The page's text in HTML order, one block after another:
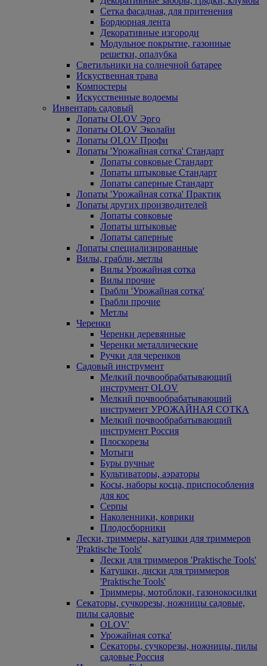
Сетка фасадная, для притенения
Бордюрная лента
Декоративные изгороди
Модульное покрытие, газонные
решетки, опалубка
Светильники на солнечной батарее
Искуственная трава
Компостеры
Искусственные водоемы
Инвентарь садовый
Лопаты OLOV Эрго
Лопаты OLOV Эколайн
Лопаты OLOV Профи
Лопаты 'Урожайная сотка' Стандарт
Лопаты совковые Стандарт
Лопаты штыковые Стандарт
Лопаты саперные Стандарт
Лопаты 'Урожайная сотка' Практик
Лопаты других производителей
Лопаты совковые
Лопаты штыковые
Лопаты саперные
Лопаты специализированные
Вилы, грабли, метлы
Вилы Урожайная сотка
Вилы прочие
Грабли 'Урожайная сотка'
Грабли прочие
Метлы
Черенки
Черенки деревянные
Черенки металлические
Ручки для черенков
Садовый инструмент
Мелкий почвообрабатывающий
инструмент OLOV
Мелкий почвообрабатывающий
инструмент УРОЖАЙНАЯ СОТКА
Мелкий почвообрабатывающий
инструмент Россия
Плоскорезы
Мотыги
Буры ручные
Культиваторы, аэраторы
Косы, наборы косца, приспособления
для кос
Серпы
Наколенники, коврики
Плодосборники
Лески, триммеры, катушки для триммеров
'Praktische Tools'
Лески для триммеров 'Praktische Tools'
Катушки, диски для триммеров
'Praktische Tools'
Триммеры, мотоблоки, газонокосилки
Секаторы, сучкорезы, ножницы садовые,
пилы садовые
OLOV'
Урожайная сотка'
Секаторы, сучкорезы, ножницы, пилы
садовые Россия